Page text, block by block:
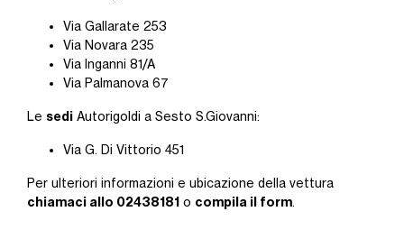
Via Gallarate 253
Via Novara 235
Via Inganni 81/A
Via Palmanova 67
Le sedi Autorigoldi a Sesto S.Giovanni:
Via G. Di Vittorio 451
Per ulteriori informazioni e ubicazione della vettura
chiamaci allo 02438181 o compila il form.